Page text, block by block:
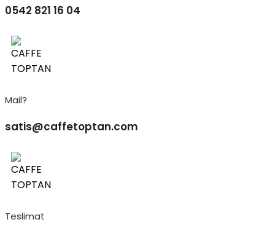
0542 821 16 04
Mail?
satis@caffetoptan.com
Teslimat